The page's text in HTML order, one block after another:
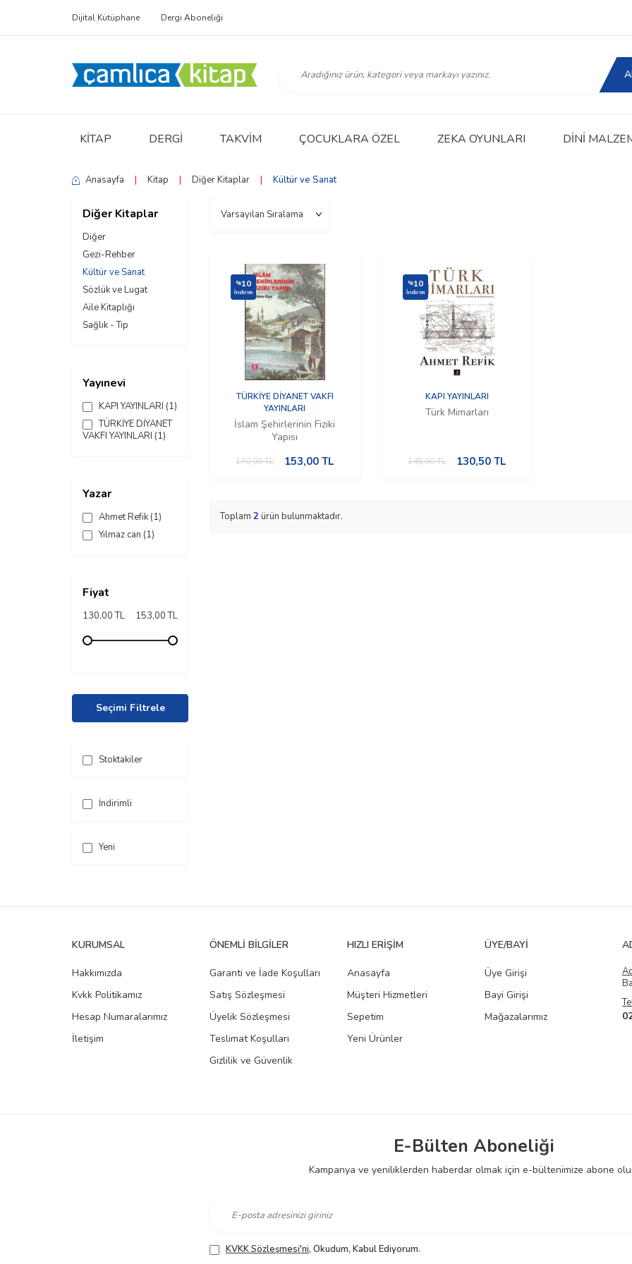
Dijital Kütüphane Dergi Aboneliği
KITAP DERGI TAKVIM ÇOCUKLARA ÖZEL ZEKA OYUNLARI DINI
Anasayfa | Kitap | Diğer Kitaplar | Kültür ve Sanat
Diğer Kitaplar
Diğer
Gezi-Rehber
Kültür ve Sanat
Sözlük ve Lugat
Aile Kitaplığı
Sağlık - Tıp
Yayınevi
KAPI YAYINLARI (1)
TÜRKİYE DİYANET
VAKFI YAYINLARI (1)
Yazar
Ahmet Refik (1)
Yılmaz can (1)
Fiyat
130,00 TL 153,00 TL
Seçimi Filtrele
Stoktakiler
İndirimli
Yeni
%10
İndirim
TÜRKİYE DİYANET VAKFI
YAYINLARI
İslam Şehirlerinin Fiziki
Yapısı
170,00TL 153,00 TL
%10
İndirim
KAPI YAYINLARI
Türk Mimarları
145,00TL 130,50 TL
Toplam 2 ürün bulunmaktadır.
KURUMSAL
Hakkımızda
Kvkk Politikamız
Hesap Numaralarımız
İletişim
ÖNEMLI BILGILER
Garanti ve İade Koşulları
Satış Sözleşmesi
Üyelik Sözleşmesi
Teslimat Koşulları
Gizlilik ve Güvenlik
HIZLI ERIŞIM
Anasayfa
Müşteri Hizmetleri
Sepetim
Yeni Ürünler
ÜYE/BAYI
Üye Girişi
Bayi Girişi
Mağazalarımız
E-Bülten Aboneliği
Kampanya ve yeniliklerden haberdar olmak için e-bültenimize abone
KVKK Sözleşmesi'ni, Okudum, Kabul Ediyorum.